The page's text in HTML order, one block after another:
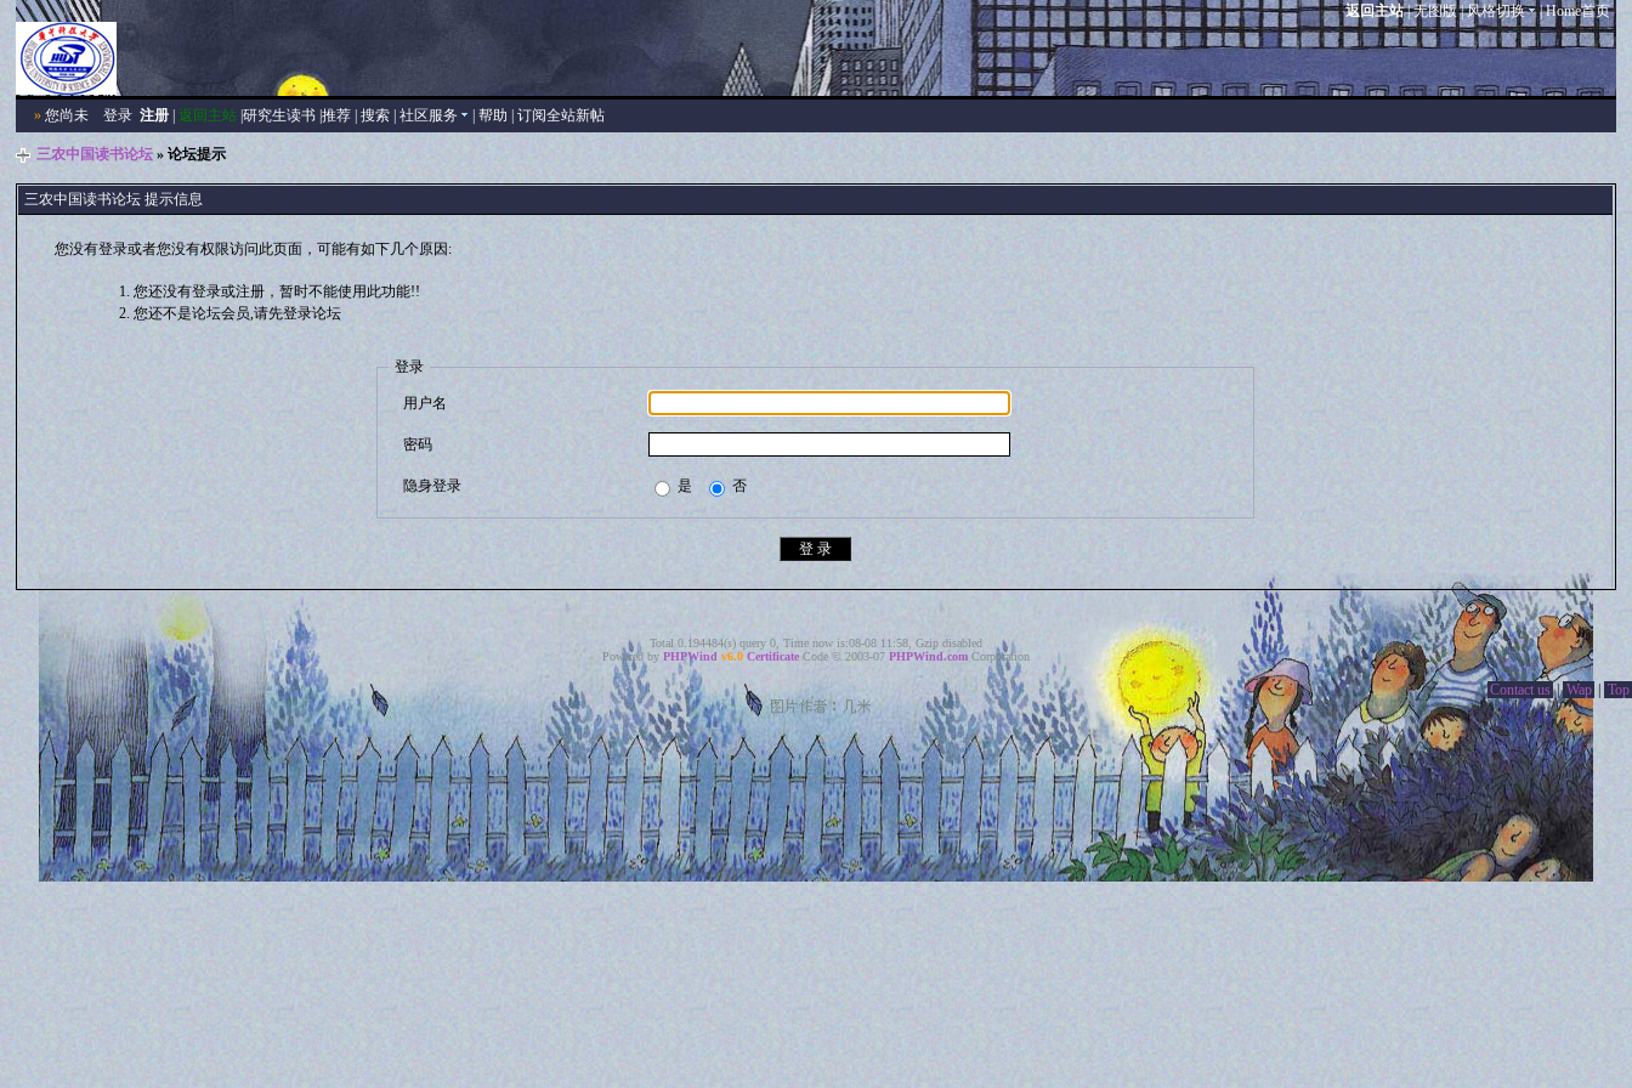
返回主站|无图版|风格切换 |Home首页
» 您尚未登录 注册 |返回主站 |研究生读书 |推荐 |搜索 |社区服务 |帮助 |订阅全站新帖
三农中国读书论坛 » 论坛提示
三农中国读书论坛 提示信息
您没有登录或者您没有权限访问此页面，可能有如下几个原因:
您还没有登录或注册，暂时不能使用此功能!!
您还不是论坛会员,请先登录论坛
登录
用户名
密码
隐身登录 是 否
Total 0.194484(s) query 0, Time now is:08-08 11:58, Gzip disabled
Powered by PHPWind v6.0 Certificate Code © 2003-07 PHPWind.com Corporation
Contact us | Wap | Top